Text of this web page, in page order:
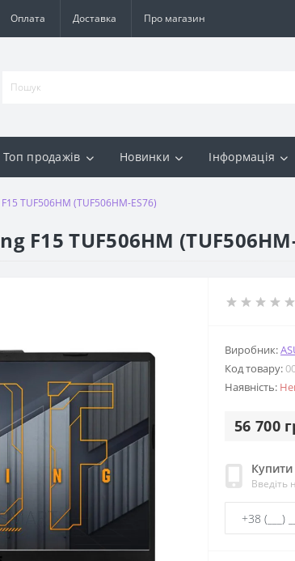
Оплата Доставка Про магазин
Топ продажів Новинки Інформація
TUF506HM (TUF506HM-ES76)
F15 TUF506HM
Виробник:
Код товару:
Наявність:
56 700
Введіть